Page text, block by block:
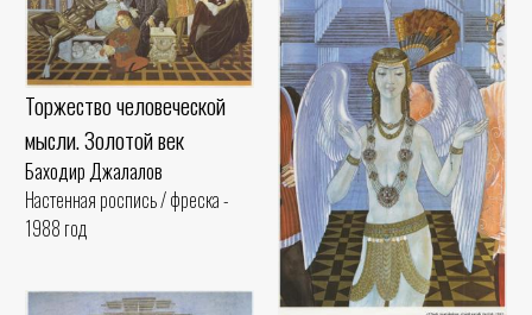
Торжество человеческой
мысли. Золотой век
Баходир Джалалов
Настенная роспись / фреска -
1988 год